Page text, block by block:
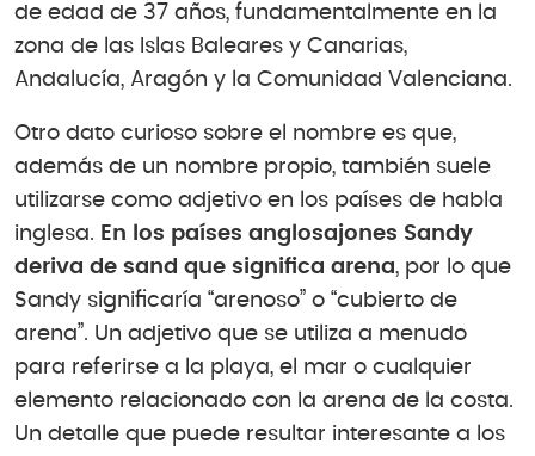
de edad de 37 años, fundamentalmente en la
zona de las Islas Baleares y Canarias,
Andalucía, Aragón y la Comunidad Valenciana.
Otro dato curioso sobre el nombre es que,
además de un nombre propio, también suele
utilizarse como adjetivo en los países de habla
inglesa. En los países anglosajones Sandy
deriva de sand que significa arena, por lo que
Sandy significaría “arenoso” o “cubierto de
arena”. Un adjetivo que se utiliza a menudo
para referirse a la playa, el mar o cualquier
elemento relacionado con la arena de la costa.
Un detalle que puede resultar interesante a los